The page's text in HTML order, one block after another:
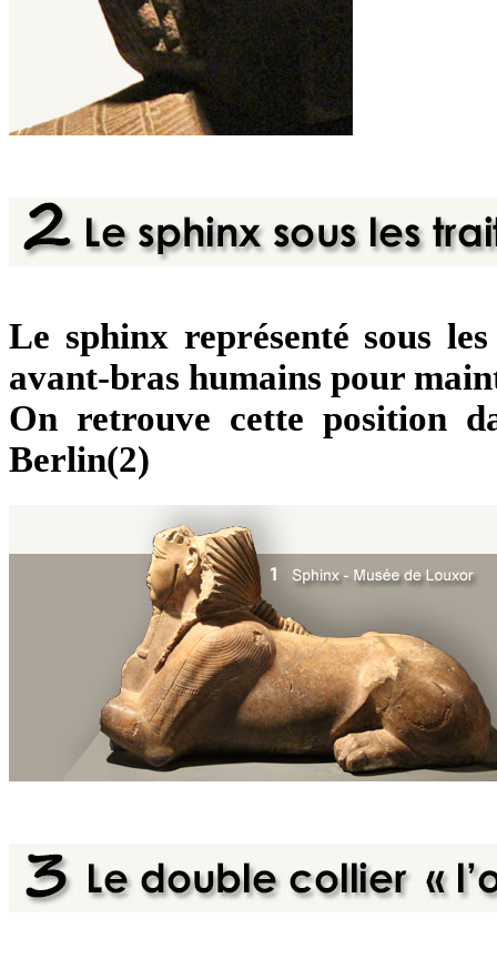
Le sphinx représenté sous
avant-bras humains pour
On retrouve cette position
Berlin(2)